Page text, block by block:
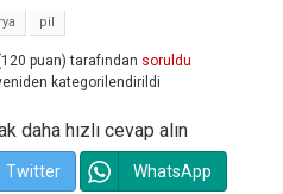
pil
120 puan) tarafından soruldu
kategorilendirildi
daha hızlı cevap alın
Twitter WhatsApp